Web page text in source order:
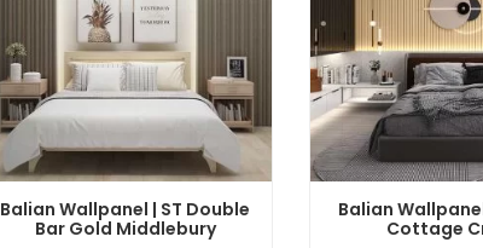
BELI SEKARANG
Balian Wallpanel | ST Double
Bar Gold Middlebury
BELI
Balian
Cottage